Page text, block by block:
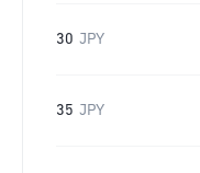
30 JPY
35 JPY